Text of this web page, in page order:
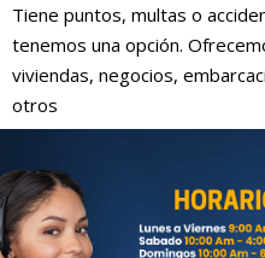
Tiene puntos, multas o
tenemos una opción.
viviendas, negocios,
otros